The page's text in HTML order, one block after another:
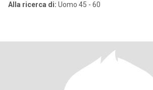
Alla ricerca di: Uomo 45 - 60